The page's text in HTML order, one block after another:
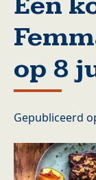
op 8
Gepubliceerd